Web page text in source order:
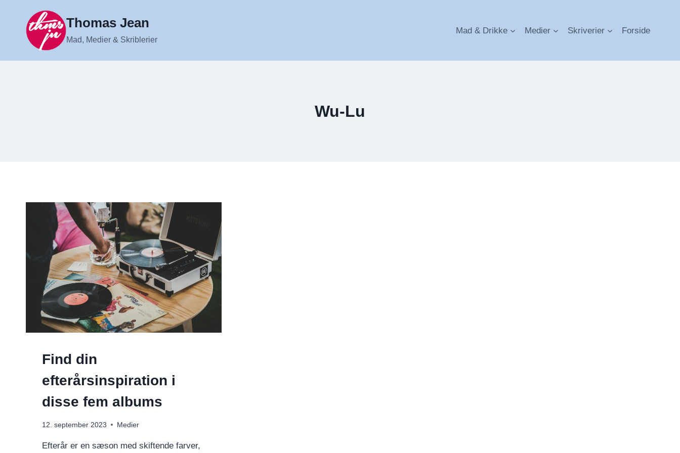
indhold
Thomas Jean
Mad, Medier & Skriblerier
Mad & Drikke Medier Skriverier Forside
Wu-Lu
Find din
efterårsinspiration i
disse fem albums
12. september 2023 Medier
Efterår er en sæson med skiftende farver,